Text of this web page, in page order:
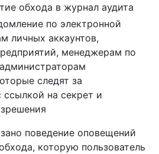
обхода в журнал аудита
по электронной
личных аккаунтов,
менеджерам по
следят за
ссылкой на секрет и
поведение оповещений
которую пользователь